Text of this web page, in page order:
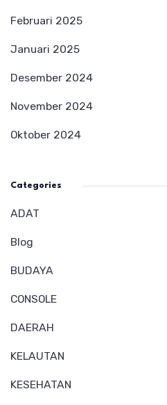
Februari 2025
Januari 2025
Desember 2024
November 2024
Oktober 2024
Categories
ADAT
Blog
BUDAYA
CONSOLE
DAERAH
KELAUTAN
KESEHATAN